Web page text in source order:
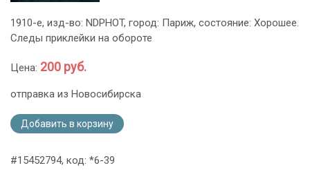
1910-е, изд-во: NDPHOT, город: Париж, состояние: Хорошее.
Следы приклейки на обороте
Цена: 200 руб.
отправка из Новосибирска
Добавить в корзину
#15452794, код: *6-39